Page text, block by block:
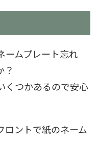
ームプレート忘れ
？
くつかあるので安心
ロントで紙のネーム